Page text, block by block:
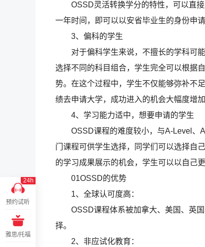
OSSD灵活转换学分的特性，可以直接
一年时间，即可以以安省毕业生的身份申请
3、偏科的学生
对于偏科学生来说，不擅长的学科可能
选择不同的科目组合，学生完全可以根据
势。在这个过程中，学生不仅能够弥补不
绩去申请大学，成功进入的机会大幅度增加
4、学习能力适中，想要申请的学生
OSSD课程的难度较小，与A-Level、
门课程可供学生选择，同学们可以选择自
的学习成果展示的机会，学生可以以自己
01OSSD的优势
1、全球认可度高：
OSSD课程体系被加拿大、美国、英国
择。
2、非应试化教育：
24h
预约试听
雅思/托福